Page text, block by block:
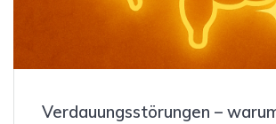
Verdauungsstörungen –